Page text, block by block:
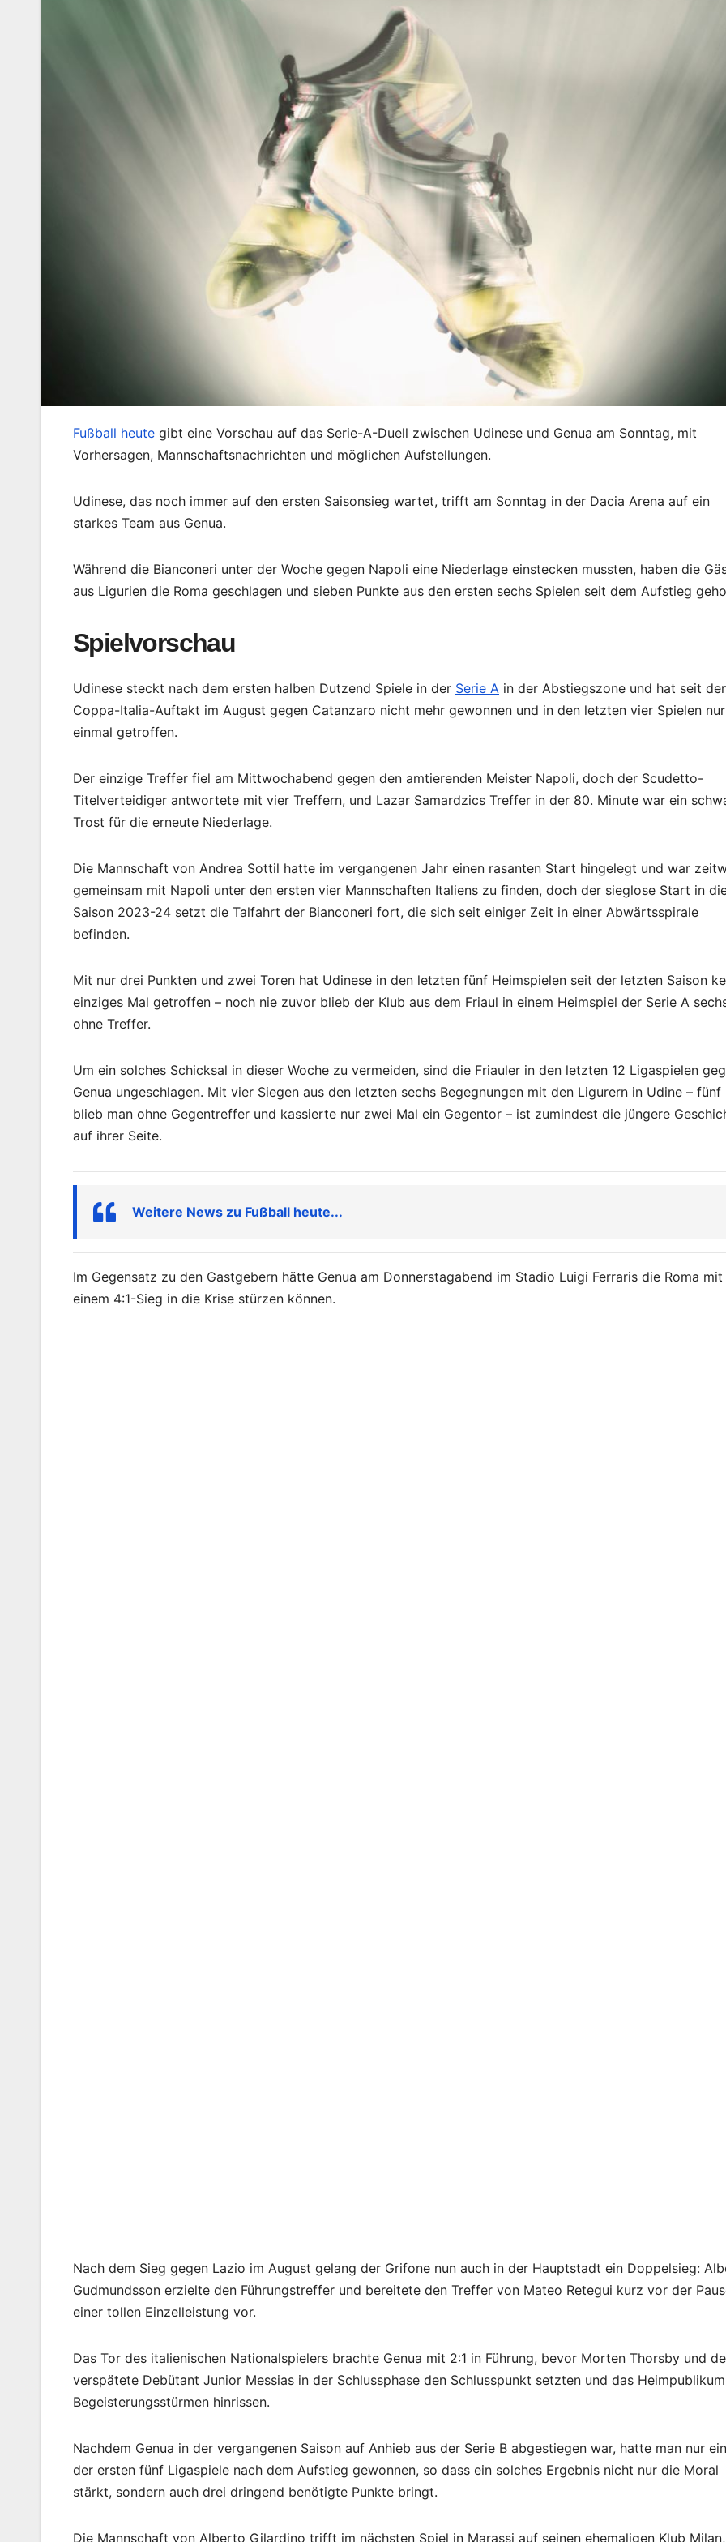
Fußball heute gibt eine Vorschau auf das Serie-A-Duell zwischen Udinese und Genua am Sonntag, mit
Vorhersagen, Mannschaftsnachrichten und möglichen Aufstellungen.
Udinese, das noch immer auf den ersten Saisonsieg wartet, trifft am Sonntag in der Dacia Arena auf ein
starkes Team aus Genua.
Während die Bianconeri unter der Woche gegen Napoli eine Niederlage einstecken mussten, haben die
aus Ligurien die Roma geschlagen und sieben Punkte aus den ersten sechs Spielen seit dem Aufstieg
Spielvorschau
Udinese steckt nach dem ersten halben Dutzend Spiele in der Serie A in der Abstiegszone und hat seit
Coppa-Italia-Auftakt im August gegen Catanzaro nicht mehr gewonnen und in den letzten vier Spielen nur
einmal getroffen.
Der einzige Treffer fiel am Mittwochabend gegen den amtierenden Meister Napoli, doch der Scudetto-
Titelverteidiger antwortete mit vier Treffern, und Lazar Samardzics Treffer in der 80. Minute war ein
Trost für die erneute Niederlage.
Die Mannschaft von Andrea Sottil hatte im vergangenen Jahr einen rasanten Start hingelegt und war
gemeinsam mit Napoli unter den ersten vier Mannschaften Italiens zu finden, doch der sieglose Start in
Saison 2023-24 setzt die Talfahrt der Bianconeri fort, die sich seit einiger Zeit in einer Abwärtsspirale
befinden.
Mit nur drei Punkten und zwei Toren hat Udinese in den letzten fünf Heimspielen seit der letzten Saison
einziges Mal getroffen – noch nie zuvor blieb der Klub aus dem Friaul in einem Heimspiel der Serie A
ohne Treffer.
Um ein solches Schicksal in dieser Woche zu vermeiden, sind die Friauler in den letzten 12 Ligaspielen
Genua ungeschlagen. Mit vier Siegen aus den letzten sechs Begegnungen mit den Ligurern in Udine – fünf
blieb man ohne Gegentreffer und kassierte nur zwei Mal ein Gegentor – ist zumindest die jüngere
auf ihrer Seite.
Weitere News zu Fußball heute...
Im Gegensatz zu den Gastgebern hätte Genua am Donnerstagabend im Stadio Luigi Ferraris die Roma mit
einem 4:1-Sieg in die Krise stürzen können.
Nach dem Sieg gegen Lazio im August gelang der Grifone nun auch in der Hauptstadt ein Doppelsieg:
Gudmundsson erzielte den Führungstreffer und bereitete den Treffer von Mateo Retegui kurz vor der
einer tollen Einzelleistung vor.
Das Tor des italienischen Nationalspielers brachte Genua mit 2:1 in Führung, bevor Morten Thorsby und
verspätete Debütant Junior Messias in der Schlussphase den Schlusspunkt setzten und das
Begeisterungsstürmen hinrissen.
Nachdem Genua in der vergangenen Saison auf Anhieb aus der Serie B abgestiegen war, hatte man nur
der ersten fünf Ligaspiele nach dem Aufstieg gewonnen, so dass ein solches Ergebnis nicht nur die Moral
stärkt, sondern auch drei dringend benötigte Punkte bringt.
Die Mannschaft von Alberto Gilardino trifft im nächsten Spiel in Marassi auf seinen ehemaligen Klub Milan,